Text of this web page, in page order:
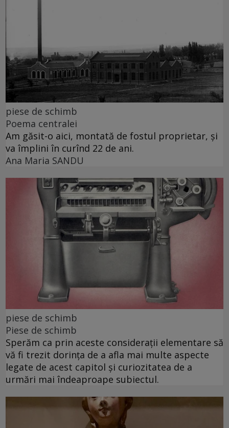
piese de schimb
Poema centralei
Am găsit-o aici, montată de fostul proprietar, și
va împlini în curînd 22 de ani.
Ana Maria SANDU
piese de schimb
Piese de schimb
Sperăm ca prin aceste considerații elementare să
vă fi trezit dorința de a afla mai multe aspecte
legate de acest capitol și curiozitatea de a
urmări mai îndeaproape subiectul.